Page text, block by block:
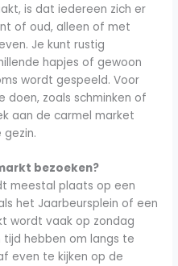
is dat iedereen zich er
of oud, alleen of met
Je kunt rustig
hapjes of gewoon
wordt gespeeld. Voor
doen, zoals schminken of
aan de carmel market
bezoeken?
meestal plaats op een
het Jaarbeursplein of een
wordt vaak op zondag
hebben om langs te
even te kijken op de